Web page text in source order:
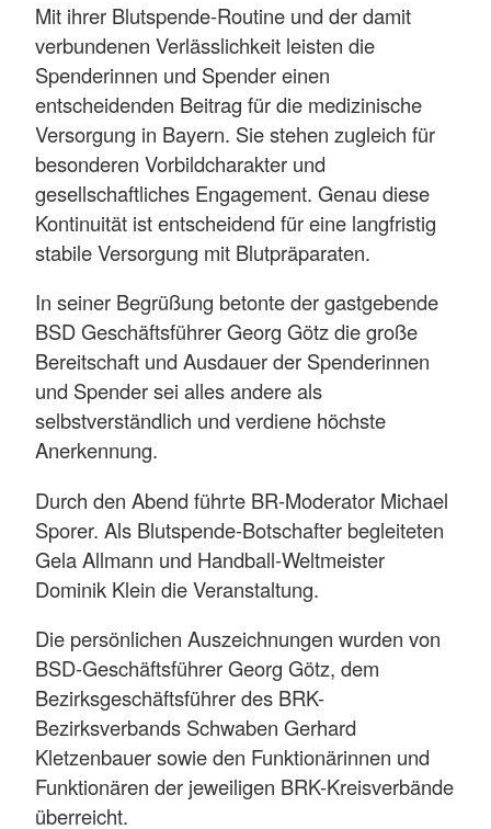
Mit ihrer Blutspende-Routine und der damit
verbundenen Verlässlichkeit leisten die
Spenderinnen und Spender einen
entscheidenden Beitrag für die medizinische
Versorgung in Bayern. Sie stehen zugleich für
besonderen Vorbildcharakter und
gesellschaftliches Engagement. Genau diese
Kontinuität ist entscheidend für eine langfristig
stabile Versorgung mit Blutpräparaten.
In seiner Begrüßung betonte der gastgebende
BSD Geschäftsführer Georg Götz die große
Bereitschaft und Ausdauer der Spenderinnen
und Spender sei alles andere als
selbstverständlich und verdiene höchste
Anerkennung.
Durch den Abend führte BR-Moderator Michael
Sporer. Als Blutspende-Botschafter begleiteten
Gela Allmann und Handball-Weltmeister
Dominik Klein die Veranstaltung.
Die persönlichen Auszeichnungen wurden von
BSD-Geschäftsführer Georg Götz, dem
Bezirksgeschäftsführer des BRK-
Bezirksverbands Schwaben Gerhard
Kletzenbauer sowie den Funktionärinnen und
Funktionären der jeweiligen BRK-Kreisverbände
überreicht.